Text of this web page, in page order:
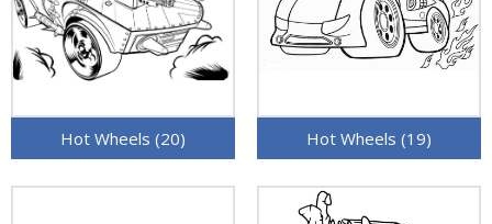
Hot Wheels (20) Hot Wheels (19)